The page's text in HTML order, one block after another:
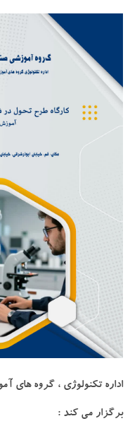
اداره تکنولوژی ، گروه های
برگزار می کند :